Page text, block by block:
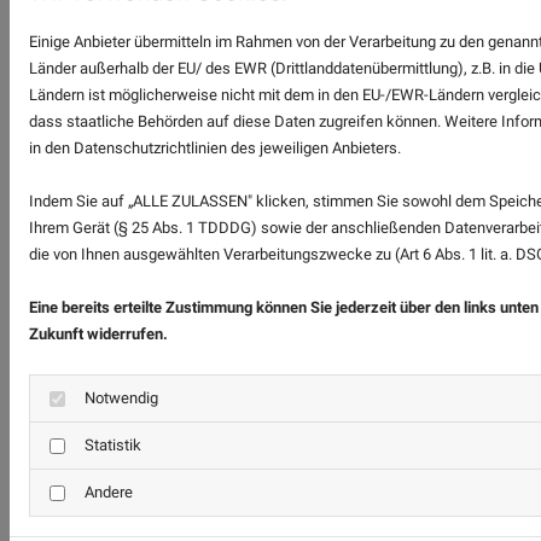
Dies schließt insbesondere den Abschluss von
Standard Datenschutzklauseln (nachfolgend: „EU-
SCC
“) mit dem Subunternehmer ein. Hierfür hat der
nutzen sowie ein sog. „Transfer Impact Assessment“
(nachfolgend: „
TIA “) durchzuführen.
zwischen der Europäischen Union und den USA
Datenschutzstandards bei Datenverarbeitungen in den
Framework, DPF). Danach wird davon ausgegangen,
dass ein US-Unternehmen dem Europäischen
Einige Anbieter übermitteln im Rahmen von der Verarbeitung zu den
Länder außerhalb der EU/ des EWR (Drittlanddatenübermittlung), z.B. in
Ländern ist möglicherweise nicht mit dem in den EU-/EWR-Ländern
dass staatliche Behörden auf diese Daten zugreifen können. Weitere
in den Datenschutzrichtlinien des jeweiligen Anbieters.
Indem Sie auf „ALLE ZULASSEN" klicken, stimmen Sie sowohl dem
Ihrem Gerät (§ 25 Abs. 1 TDDDG) sowie der anschließenden
die von Ihnen ausgewählten Verarbeitungszwecke zu (Art 6 Abs. 1 lit. a.
Eine bereits erteilte Zustimmung können Sie jederzeit über den links
Zukunft widerrufen.
Notwendig
Statistik
Andere